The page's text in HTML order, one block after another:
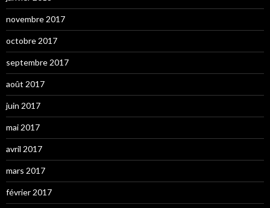
novembre 2017
octobre 2017
septembre 2017
août 2017
juin 2017
mai 2017
avril 2017
mars 2017
février 2017